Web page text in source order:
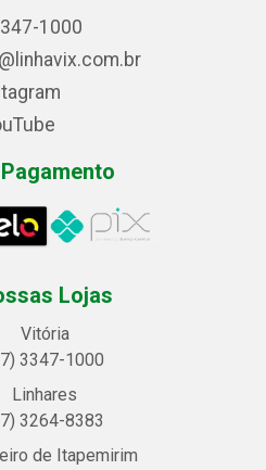
1000
Lojas
Vitória
3347-1000
Linhares
3264-8383
de Itapemirim